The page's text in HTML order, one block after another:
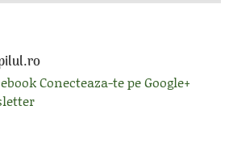
Conecteaza-te pe Google+